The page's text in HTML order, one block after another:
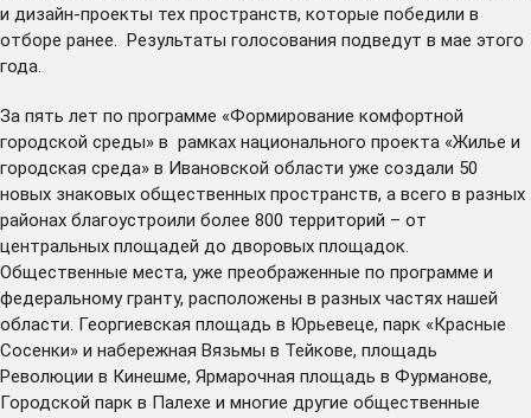
и дизайн-проекты тех пространств, которые победили в
отборе ранее. Результаты голосования подведут в мае этого
года.
За пять лет по программе «Формирование комфортной
городской среды» в рамках национального проекта «Жилье и
городская среда» в Ивановской области уже создали 50
новых знаковых общественных пространств, а всего в разных
районах благоустроили более 800 территорий – от
центральных площадей до дворовых площадок.
Общественные места, уже преображенные по программе и
федеральному гранту, расположены в разных частях нашей
области. Георгиевская площадь в Юрьевеце, парк «Красные
Сосенки» и набережная Вязьмы в Тейкове, площадь
Революции в Кинешме, Ярмарочная площадь в Фурманове,
Городской парк в Палехе и многие другие общественные